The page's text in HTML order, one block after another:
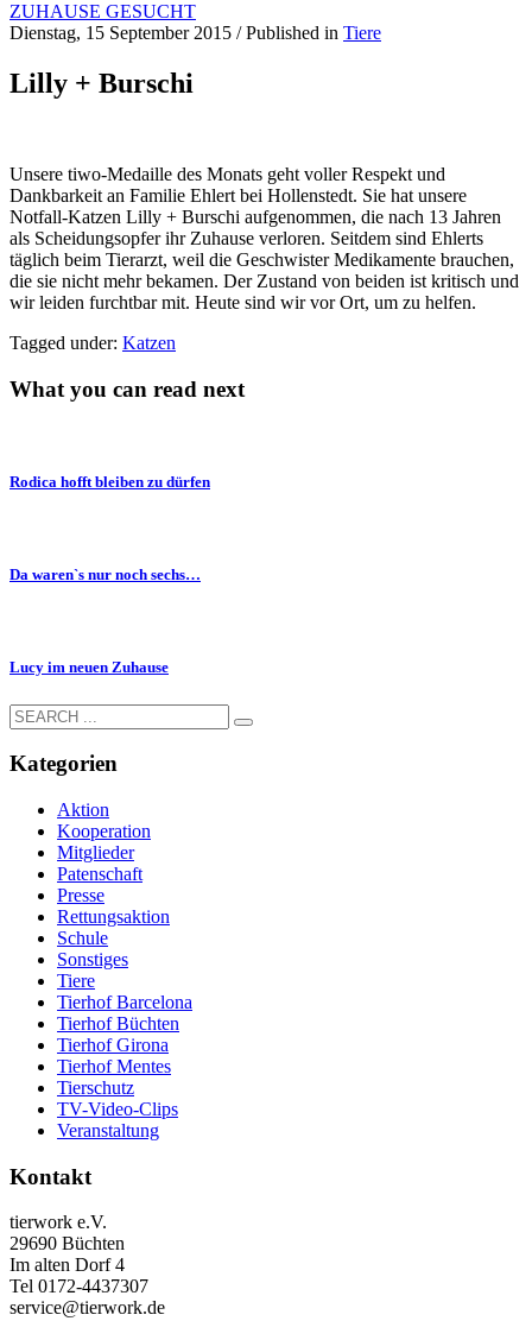
ZUHAUSE GESUCHT
Dienstag, 15 September 2015 /Published in Tiere
Lilly + Burschi
Unsere tiwo-Medaille des Monats geht voller Respekt und
Dankbarkeit an Familie Ehlert bei Hollenstedt. Sie hat unsere
Notfall-Katzen Lilly + Burschi aufgenommen, die nach 13 Jahren
als Scheidungsopfer ihr Zuhause verloren. Seitdem sind Ehlerts
täglich beim Tierarzt, weil die Geschwister Medikamente brauchen,
die sie nicht mehr bekamen. Der Zustand von beiden ist kritisch und
wir leiden furchtbar mit. Heute sind wir vor Ort, um zu helfen.
Tagged under: Katzen
What you can read next
Rodica hofft bleiben zu dürfen
Da waren`s nur noch sechs…
Lucy im neuen Zuhause
Kategorien
Aktion
Kooperation
Mitglieder
Patenschaft
Presse
Rettungsaktion
Schule
Sonstiges
Tiere
Tierhof Barcelona
Tierhof Büchten
Tierhof Girona
Tierhof Mentes
Tierschutz
TV-Video-Clips
Veranstaltung
Kontakt
tierwork e.V.
29690 Büchten
Im alten Dorf 4
Tel 0172-4437307
service@tierwork.de